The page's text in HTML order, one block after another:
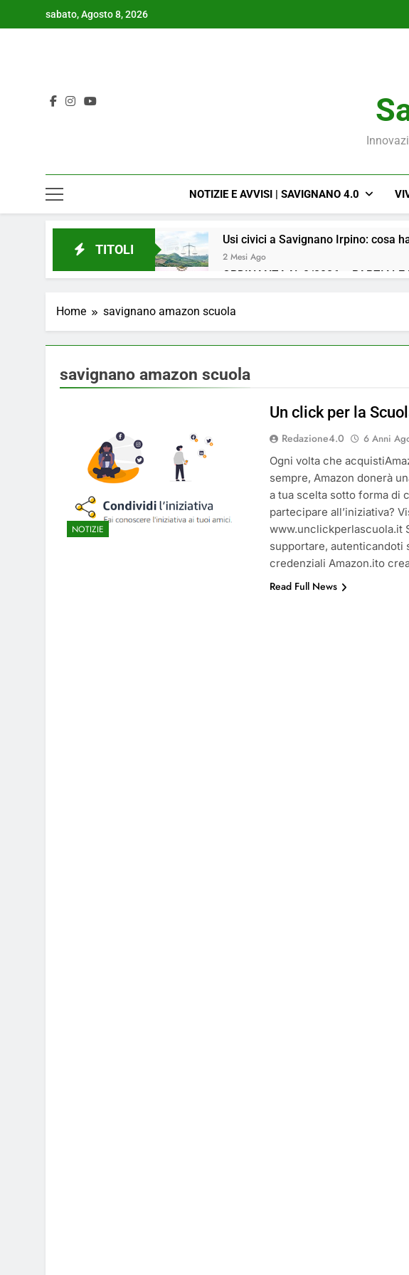
sabato, Agosto 8, 2026
NOTIZIE E AVVISI | SAVIGNANO 4.0
TITOLI
Usi civici a Savignano Irpino: cosa
2 Mesi Ago
ORDINANZA N. 8/2026 – PARZIALE
📢Aggiornamento Situazione ACQUA
4 Mesi Ago
⚠️ Emergenza Acqua a Savignano
4 Mesi Ago
Mangiaplastica: Più ricicli, più
💡 Savignano 4.0 si rinnova:
🌤️ Nuova Webcam Live per il
Test IT-alert l’11 ottobre:
Home savignano amazon scuola
savignano amazon scuola
NOTIZIE
Un click per la
Redazione4.0 6 Anni
Ogni volta che
sempre, Amazon donerà
a tua scelta sotto forma di
partecipare all’iniziativa?
www.unclickperlascuola.it
supportare, autenticandoti
credenziali Amazon.ito
Read Full News